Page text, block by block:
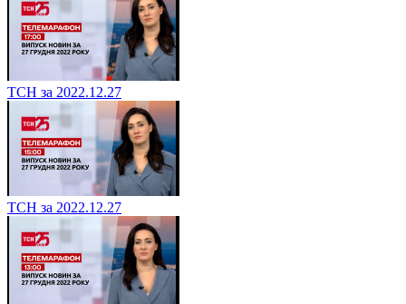
ТСН за 2022.12.27
ТСН за 2022.12.27